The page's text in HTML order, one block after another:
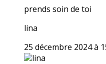
prends soin de toi
lina
25 décembre 2024 à
lina